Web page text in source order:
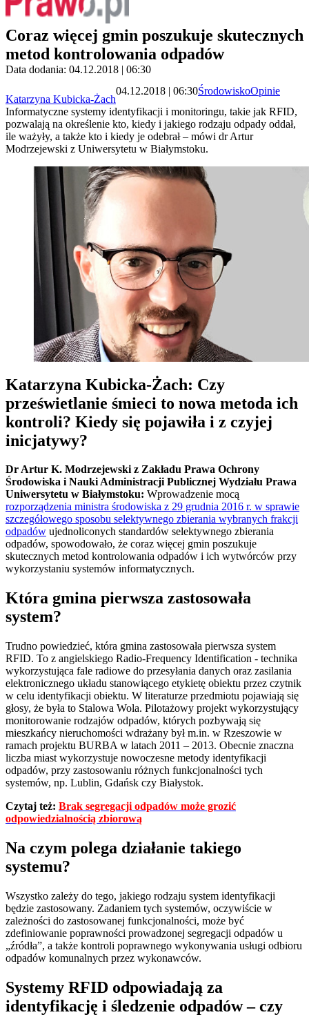
Coraz więcej gmin poszukuje skutecznych
metod kontrolowania odpadów
Data dodania: 04.12.2018 | 06:30
Katarzyna Kubicka-Żach
04.12.2018 | 06:30ŚrodowiskoOpinie
Informatyczne systemy identyfikacji i monitoringu, takie jak RFID,
pozwalają na określenie kto, kiedy i jakiego rodzaju odpady oddał,
ile ważyły, a także kto i kiedy je odebrał – mówi dr Artur
Modrzejewski z Uniwersytetu w Białymstoku.
Katarzyna Kubicka-Żach: Czy
prześwietlanie śmieci to nowa metoda ich
kontroli? Kiedy się pojawiła i z czyjej
inicjatywy?
Dr Artur K. Modrzejewski z Zakładu Prawa Ochrony
Środowiska i Nauki Administracji Publicznej Wydziału Prawa
Uniwersytetu w Białymstoku: Wprowadzenie mocą
rozporządzenia ministra środowiska z 29 grudnia 2016 r. w sprawie
szczegółowego sposobu selektywnego zbierania wybranych frakcji
odpadów ujednoliconych standardów selektywnego zbierania
odpadów, spowodowało, że coraz więcej gmin poszukuje
skutecznych metod kontrolowania odpadów i ich wytwórców przy
wykorzystaniu systemów informatycznych.
Która gmina pierwsza zastosowała
system?
Trudno powiedzieć, która gmina zastosowała pierwsza system
RFID. To z angielskiego Radio-Frequency Identification - technika
wykorzystująca fale radiowe do przesyłania danych oraz zasilania
elektronicznego układu stanowiącego etykietę obiektu przez czytnik
w celu identyfikacji obiektu. W literaturze przedmiotu pojawiają się
głosy, że była to Stalowa Wola. Pilotażowy projekt wykorzystujący
monitorowanie rodzajów odpadów, których pozbywają się
mieszkańcy nieruchomości wdrażany był m.in. w Rzeszowie w
ramach projektu BURBA w latach 2011 – 2013. Obecnie znaczna
liczba miast wykorzystuje nowoczesne metody identyfikacji
odpadów, przy zastosowaniu różnych funkcjonalności tych
systemów, np. Lublin, Gdańsk czy Białystok.
Czytaj też: Brak segregacji odpadów może grozić
odpowiedzialnością zbiorową
Na czym polega działanie takiego
systemu?
Wszystko zależy do tego, jakiego rodzaju system identyfikacji
będzie zastosowany. Zadaniem tych systemów, oczywiście w
zależności do zastosowanej funkcjonalności, może być
zdefiniowanie poprawności prowadzonej segregacji odpadów u
„źródła”, a także kontroli poprawnego wykonywania usługi odbioru
odpadów komunalnych przez wykonawców.
Systemy RFID odpowiadają za
identyfikację i śledzenie odpadów – czy